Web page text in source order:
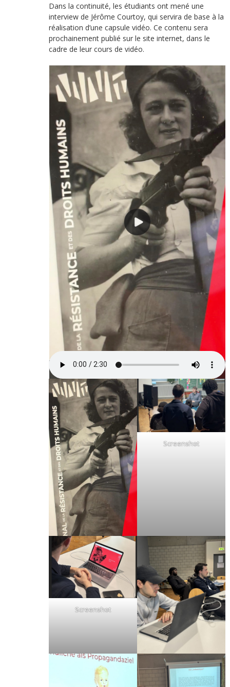
Dans la continuité, les étudiants ont mené une
interview de Jérôme Courtoy, qui servira de base à la
réalisation d’une capsule vidéo. Ce contenu sera
prochainement publié sur le site internet, dans le
cadre de leur cours de vidéo.
Screenshot
Screenshot